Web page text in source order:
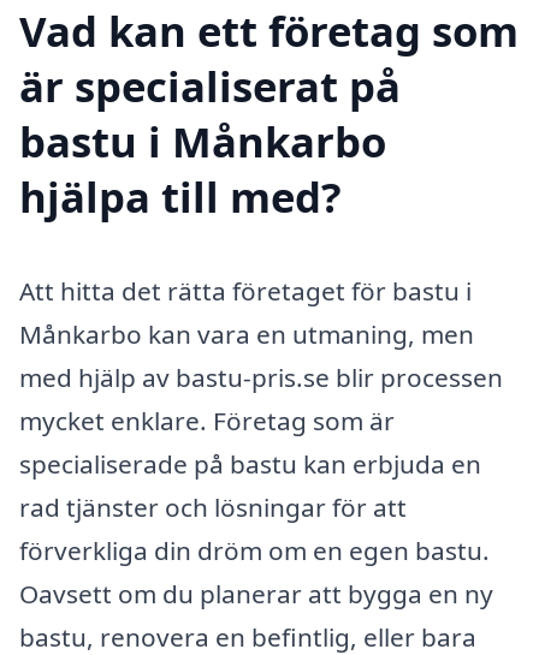
Vad kan ett företag som
är specialiserat på
bastu i Månkarbo
hjälpa till med?
Att hitta det rätta företaget för bastu i
Månkarbo kan vara en utmaning, men
med hjälp av bastu-pris.se blir processen
mycket enklare. Företag som är
specialiserade på bastu kan erbjuda en
rad tjänster och lösningar för att
förverkliga din dröm om en egen bastu.
Oavsett om du planerar att bygga en ny
bastu, renovera en befintlig, eller bara